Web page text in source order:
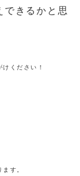
できるかと思
ください！
す。